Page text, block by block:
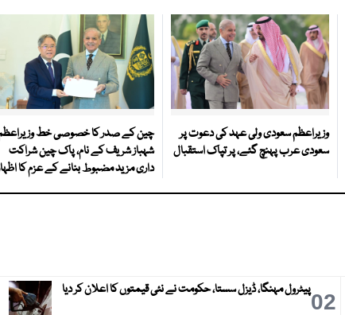
وزیراعظم سعودی ولی عہد کی دعوت پر
سعودی عرب پہنچ گئے، پر تپاک استقبال
چین کے صدر کا خصوصی خط
شہباز شریف کے نام، پاک چین شراکت
داری مزید مضبوط بنانے کے عزم کا
02پیٹرول مہنگا، ڈیزل سستا، حکومت نے نئی قیمتوں کا اعلان کر دیا